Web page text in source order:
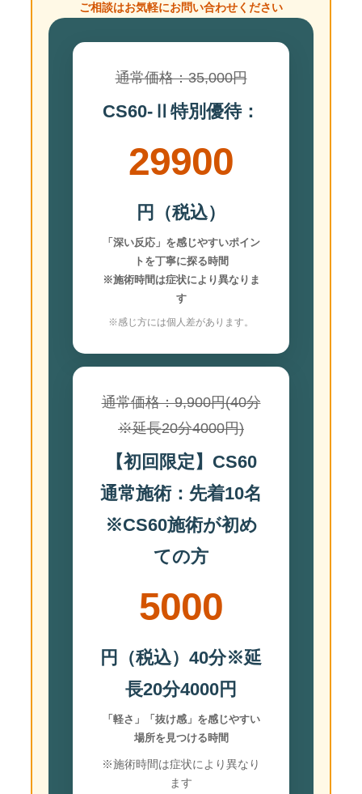
ご相談はお気軽にお問い合わせください
通常価格：35,000円
CS60-Ⅱ特別優待：
29900
円（税込）
「深い反応」を感じやすいポイン
トを丁寧に探る時間
※施術時間は症状により異なりま
す
※感じ方には個人差があります。
通常価格：9,900円(40分
※延長20分4000円)
【初回限定】CS60
通常施術：先着10名
※CS60施術が初め
ての方
5000
円（税込）40分※延
長20分4000円
「軽さ」「抜け感」を感じやすい
場所を見つける時間
※施術時間は症状により異なり
ます